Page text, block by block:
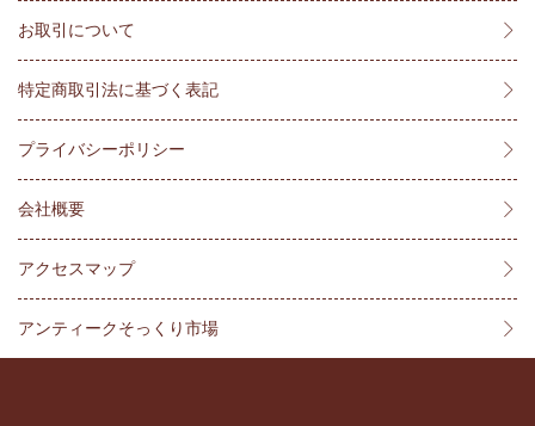
お取引について
特定商取引法に基づく表記
プライバシーポリシー
会社概要
アクセスマップ
アンティークそっくり市場